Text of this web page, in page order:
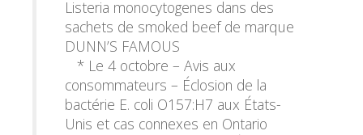
Listeria monocytogenes dans des
sachets de smoked beef de marque
DUNN’S FAMOUS
* Le 4 octobre – Avis aux
consommateurs – Éclosion de la
bactérie E. coli O157:H7 aux États-
Unis et cas connexes en Ontario